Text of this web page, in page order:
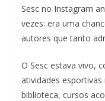
Sesc no Instagram
vezes: era uma
autores que tanto
O Sesc estava vivo,
atividades
biblioteca, cursos